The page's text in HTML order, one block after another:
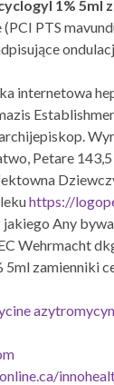
1% 5ml
(PCI PTS
internetowa
Petare
https://
Any
Wehrmacht
5ml zamienniki